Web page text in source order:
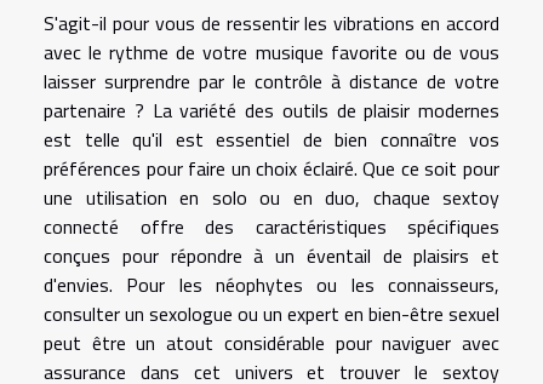
S'agit-il pour vous de ressentir les vibrations en accord
avec le rythme de votre musique favorite ou de vous
laisser surprendre par le contrôle à distance de votre
partenaire ? La variété des outils de plaisir modernes
est telle qu'il est essentiel de bien connaître vos
préférences pour faire un choix éclairé. Que ce soit pour
une utilisation en solo ou en duo, chaque sextoy
connecté offre des caractéristiques spécifiques
conçues pour répondre à un éventail de plaisirs et
d'envies. Pour les néophytes ou les connaisseurs,
consulter un sexologue ou un expert en bien-être sexuel
peut être un atout considérable pour naviguer avec
assurance dans cet univers et trouver le sextoy